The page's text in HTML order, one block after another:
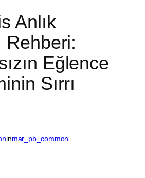
Anlık
Rehberi:
Eğlence
Sırrı
inmar_pb_common